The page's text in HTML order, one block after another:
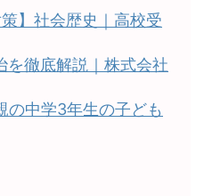
】社会歴史｜高校受
を徹底解説｜株式会社
中学3年生の子ども